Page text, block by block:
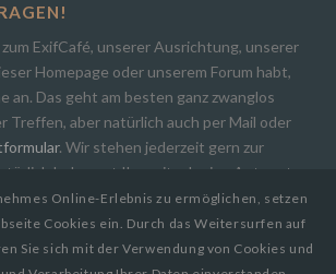
ExifCafé, unserer Ausrichtung, unserer
Homepage oder unserem Forum habt,
an. Das geht am besten ganz zwanglos
Treffen, aber natürlich auch per Mail oder
. Wir stehen jederzeit gern zur
bekommt Ihr zeitnah eine Antwort.
Online-Erlebnis zu ermöglichen, setzen
Cookies ein. Durch das Weitersurfen auf
Sie sich mit der Verwendung von Cookies und